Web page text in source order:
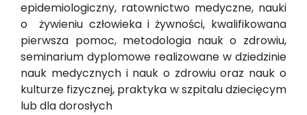
epidemiologiczny, ratownictwo medyczne, nauki
o żywieniu człowieka i żywności, kwalifikowana
pierwsza pomoc, metodologia nauk o zdrowiu,
seminarium dyplomowe realizowane w dziedzinie
nauk medycznych i nauk o zdrowiu oraz nauk o
kulturze fizycznej, praktyka w szpitalu dziecięcym
lub dla dorosłych